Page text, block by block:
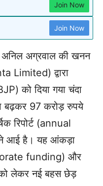
Join Now
Join Now
अनिल अग्रवाल की खनन
Limited) द्वारा
को दिया गया चंदा
बढ़कर 97 करोड़ रुपये
रिपोर्ट (annual
आई है। यह आंकड़ा
funding) और
को लेकर नई बहस छेड़